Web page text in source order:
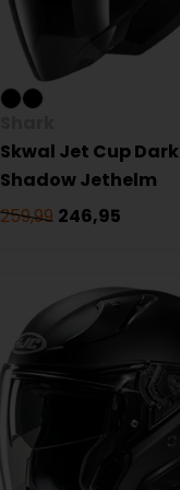
Skwal Jet Cup Dark
Shadow Jethelm
259,99 246,95